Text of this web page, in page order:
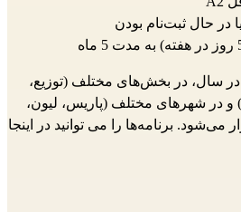
سال، در بخش‌های مختلف (توزیع،
و در شهرهای مختلف (پاریس، لیون،
می‌شود. برنامه‌ها را می توانید در اینجا